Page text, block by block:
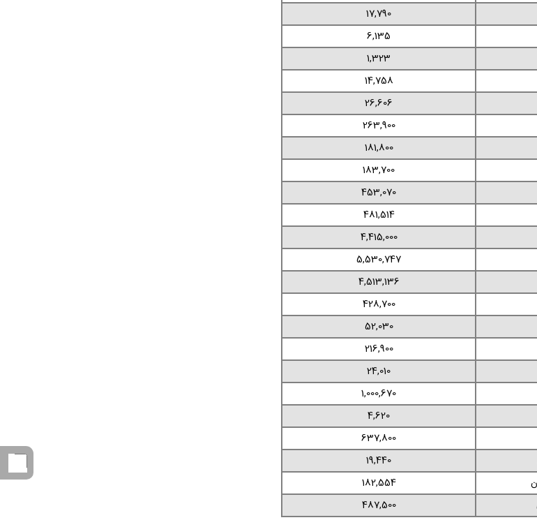
17,790
6,135
1,323
14,758
26,606
263,900
181,800
183,700
453,070
481,514
4,415,000
5,530,747
4,513,136
428,700
52,030
216,900
24,010
1,000,670
4,620
637,800
19,440
182,554
487,500